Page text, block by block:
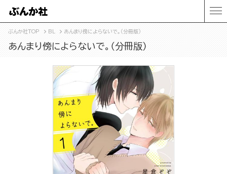
ぶんか社TOP BL あんまり傍によらないで。（分冊版）
あんまり傍によらないで。（分冊版）